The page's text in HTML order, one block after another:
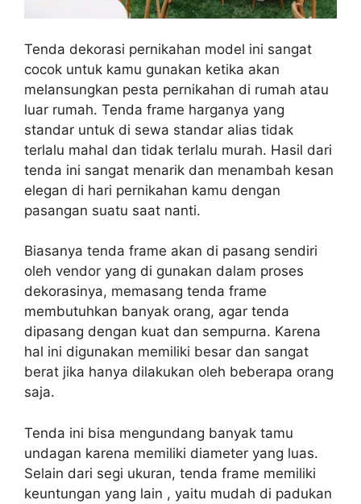
Tenda dekorasi pernikahan model ini sangat
cocok untuk kamu gunakan ketika akan
melansungkan pesta pernikahan di rumah atau
luar rumah. Tenda frame harganya yang
standar untuk di sewa standar alias tidak
terlalu mahal dan tidak terlalu murah. Hasil dari
tenda ini sangat menarik dan menambah kesan
elegan di hari pernikahan kamu dengan
pasangan suatu saat nanti.
Biasanya tenda frame akan di pasang sendiri
oleh vendor yang di gunakan dalam proses
dekorasinya, memasang tenda frame
membutuhkan banyak orang, agar tenda
dipasang dengan kuat dan sempurna. Karena
hal ini digunakan memiliki besar dan sangat
berat jika hanya dilakukan oleh beberapa orang
saja.
Tenda ini bisa mengundang banyak tamu
undagan karena memiliki diameter yang luas.
Selain dari segi ukuran, tenda frame memiliki
keuntungan yang lain , yaitu mudah di padukan